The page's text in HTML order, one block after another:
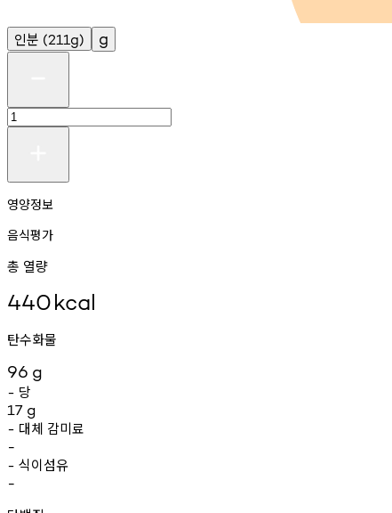
인분 (211g) g
영양정보
음식평가
총 열량
440kcal
탄수화물
96 g
- 당
17 g
- 대체 감미료
-
- 식이섬유
-